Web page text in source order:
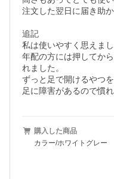
注文した翌日に届き助か
追記
私は使いやすく思えま
年配の方には押してか
れました。
ずっと足で開けるやつ
購入した商品
カラー/ホワイトグレー